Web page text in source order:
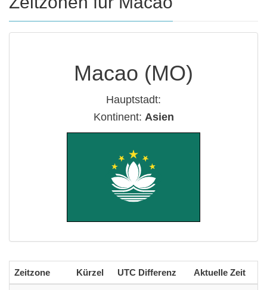
Macao (MO)
Hauptstadt:
Kontinent: Asien
Zeitzone Kürzel UTC Differenz Aktuelle Zeit